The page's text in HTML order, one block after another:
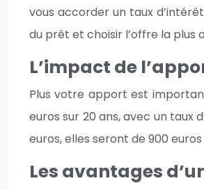
vous accorder un taux
du prêt et choisir l’offre la plus
L’impact de
Plus votre apport est
euros sur 20 ans, avec un taux
euros, elles seront de 900
Les avantages